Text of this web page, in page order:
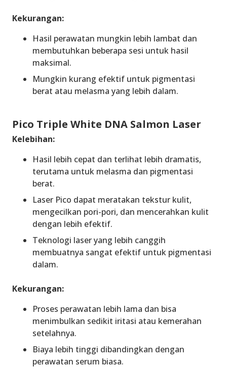
Kekurangan:
Hasil perawatan mungkin lebih lambat dan
membutuhkan beberapa sesi untuk hasil
maksimal.
Mungkin kurang efektif untuk pigmentasi
berat atau melasma yang lebih dalam.
Pico Triple White DNA Salmon Laser
Kelebihan:
Hasil lebih cepat dan terlihat lebih dramatis,
terutama untuk melasma dan pigmentasi
berat.
Laser Pico dapat meratakan tekstur kulit,
mengecilkan pori-pori, dan mencerahkan kulit
dengan lebih efektif.
Teknologi laser yang lebih canggih
membuatnya sangat efektif untuk pigmentasi
dalam.
Kekurangan:
Proses perawatan lebih lama dan bisa
menimbulkan sedikit iritasi atau kemerahan
setelahnya.
Biaya lebih tinggi dibandingkan dengan
perawatan serum biasa.